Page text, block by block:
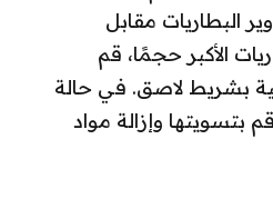
البطاريات مقابل
الأكبر حجمًا، قم
بشريط لاصق. في حالة
بتسويتها وإزالة مواد